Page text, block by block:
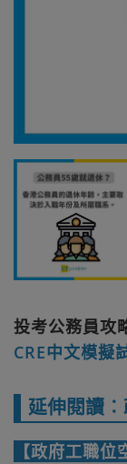
投考公務員攻
CRE中文模擬
延伸閱讀
【政府工職位